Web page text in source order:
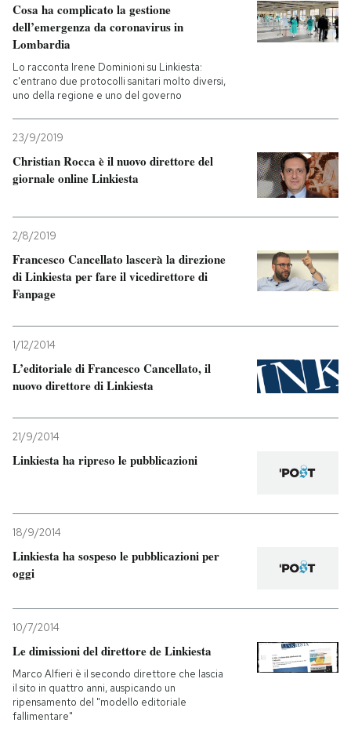
NEWSLETTER
I MIEI PREFERITI
SHOP
CALENDARIO
AREA PERSONALE
Entra
Cosa ha complicato la gestione
dell’emergenza da coronavirus in
Lombardia
Lo racconta Irene Dominioni su Linkiesta:
c'entrano due protocolli sanitari molto diversi,
uno della regione e uno del governo
23/9/2019
Christian Rocca è il nuovo direttore del
giornale online Linkiesta
2/8/2019
Francesco Cancellato lascerà la direzione
di Linkiesta per fare il vicedirettore di
Fanpage
1/12/2014
L’editoriale di Francesco Cancellato, il
nuovo direttore di Linkiesta
21/9/2014
Linkiesta ha ripreso le pubblicazioni
18/9/2014
Linkiesta ha sospeso le pubblicazioni per
oggi
10/7/2014
Le dimissioni del direttore de Linkiesta
Marco Alfieri è il secondo direttore che lascia
il sito in quattro anni, auspicando un
ripensamento del "modello editoriale
fallimentare"